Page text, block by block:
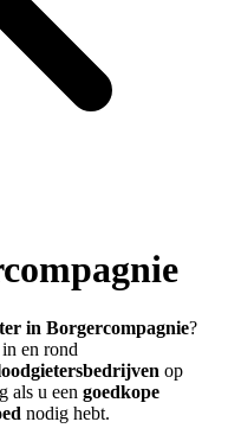
in Borgercompagnie?
en rond
op
als u een goedkope
nodig hebt.